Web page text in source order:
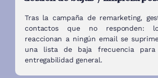
Tras la campaña de remarketing,
contactos que no responden:
reaccionan a ningún email se
una lista de baja frecuencia para
entregabilidad general.